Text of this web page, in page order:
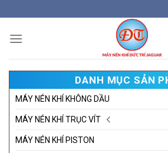
to
content
DANH MỤC SẢN
MÁY NÉN KHÍ KHÔNG DẦU
MÁY NÉN KHÍ TRỤC VÍT
MÁY NÉN KHÍ PISTON